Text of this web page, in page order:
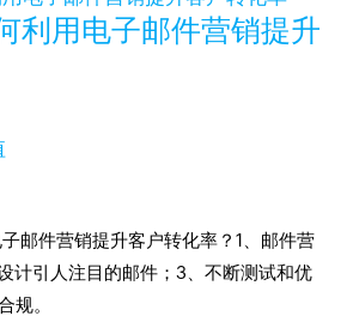
利用电子邮件营销提升
邮件营销提升客户转化率？1、邮件营
计引人注目的邮件；3、不断测试和优
规。